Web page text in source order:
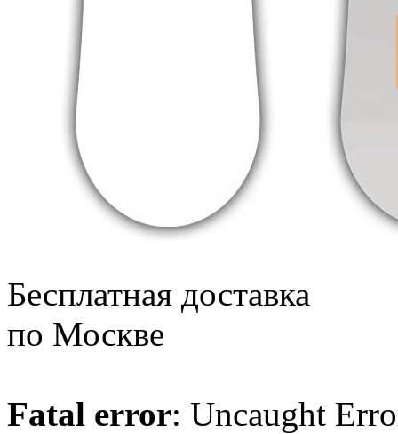
Бесплатная доставка
по Москве
Fatal error: Uncaught